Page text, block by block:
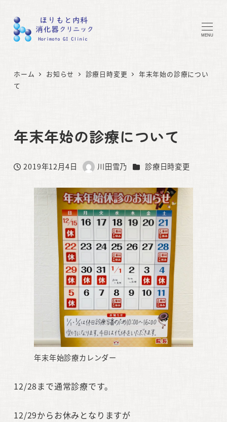
MENU
ホーム お知らせ 診療日時変更
年末年始の診療につい
て
年末年始の診療について
投稿日
2019年12月4日
著
川田雪乃 カテゴリー
診療日時変更
年末年始診療カレンダー
12/28まで通常診療です。
12/29からお休みとなりますが